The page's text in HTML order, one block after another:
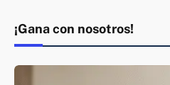
¡Gana con nosotros!